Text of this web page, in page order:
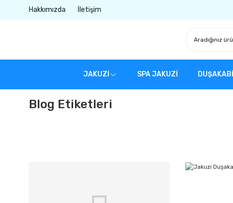
Hakkımızda İletişim
JAKUZİ SPA JAKUZİ
Blog Etiketleri